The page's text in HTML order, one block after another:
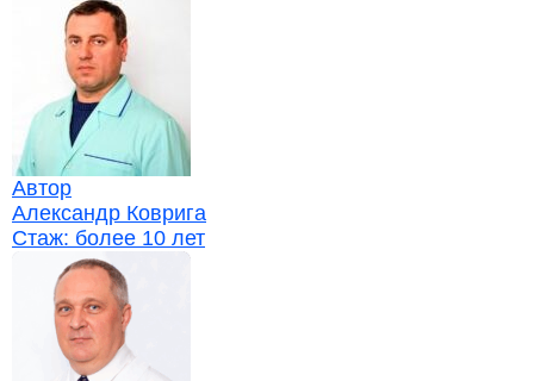
Автор
Александр Коврига
Стаж: более 10 лет